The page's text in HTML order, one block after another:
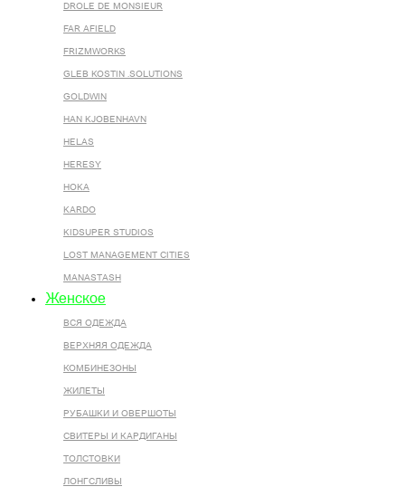
DROLE DE MONSIEUR
FAR AFIELD
FRIZMWORKS
GLEB KOSTIN .SOLUTIONS
GOLDWIN
HAN KJOBENHAVN
HELAS
HERESY
HOKA
KARDO
KIDSUPER STUDIOS
LOST MANAGEMENT CITIES
MANASTASH
Женское
ВСЯ ОДЕЖДА
ВЕРХНЯЯ ОДЕЖДА
КОМБИНЕЗОНЫ
ЖИЛЕТЫ
РУБАШКИ И ОВЕРШОТЫ
СВИТЕРЫ И КАРДИГАНЫ
ТОЛСТОВКИ
ЛОНГСЛИВЫ